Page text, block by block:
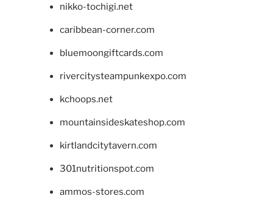
nikko-tochigi.net
caribbean-corner.com
bluemoongiftcards.com
rivercitysteampunkexpo.com
kchoops.net
mountainsideskateshop.com
kirtlandcitytavern.com
301nutritionspot.com
ammos-stores.com